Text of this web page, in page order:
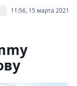
11:56, 15 марта 2021